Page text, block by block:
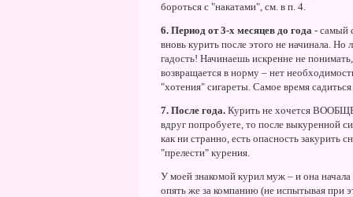
бороться с "накатами", см. в п. 4.
6. Период от 3-х месяцев до года - самый
вновь курить после этого не начинала.
гадость! Начинаешь искренне не
возвращается в норму – нет
"хотения" сигареты. Самое время
7. После года. Курить не хочется
вдруг попробуете, то после выкуренной
как ни странно, есть опасность закурить
"прелести" курения.
У моей знакомой курил муж – и она
опять же за компанию (не испытывая при